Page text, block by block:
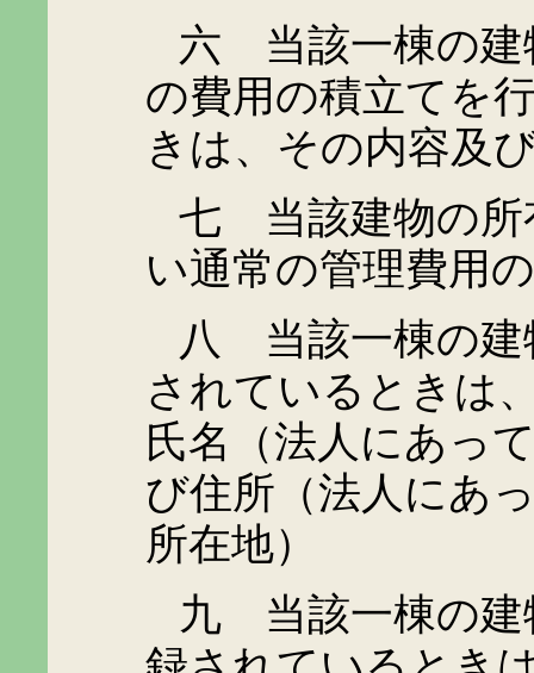
六 当該一棟の建物
の費用の積立てを
きは、その内容及
七 当該建物の所有
い通常の管理費用
八 当該一棟の建物
されているときは
氏名（法人にあっ
び住所（法人にあ
所在地）
九 当該一棟の建物